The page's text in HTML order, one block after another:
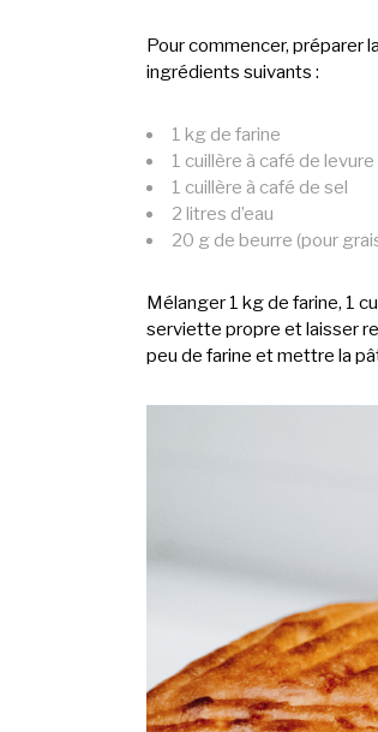
Pour commencer, préparer
ingrédients suivants :
1 kg de farine
1 cuillère à café de levure
1 cuillère à café de sel
2 litres d’eau
20 g de beurre (pour
Mélanger 1 kg de farine, 1
serviette propre et laisser
peu de farine et mettre la